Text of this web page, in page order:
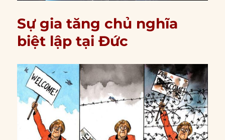
Sự gia tăng chủ nghĩa
biệt lập tại Đức